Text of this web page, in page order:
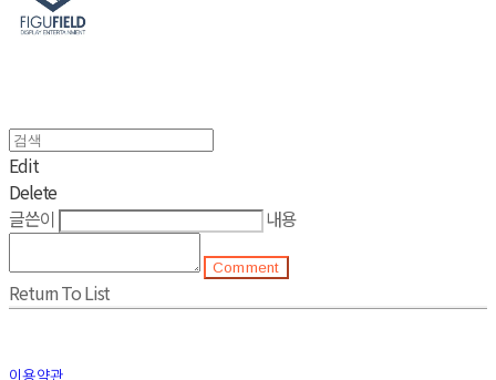
Edit
Delete
글쓴이
내용
Comment
Return To List
이용약관